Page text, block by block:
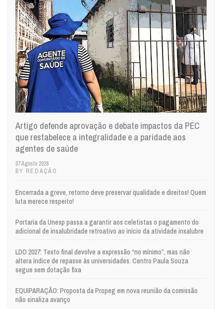
Artigo defende aprovação e debate impactos da PEC
que restabelece a integralidade e a paridade aos
agentes de saúde
07 Agosto 2026
BY REDAÇÃO
Encerrada a greve, retorno deve preservar qualidade e direitos! Quem
luta merece respeito!
Portaria da Unesp passa a garantir aos celetistas o pagamento do
adicional de insalubridade retroativo ao início da atividade insalubre
LDO 2027: Texto final devolve a expressão “no mínimo”, mas não
altera índice de repasse às universidades. Centro Paula Souza
segue sem dotação fixa
EQUIPARAÇÃO: Proposta da Propeg em nova reunião da comissão
não sinaliza avanço